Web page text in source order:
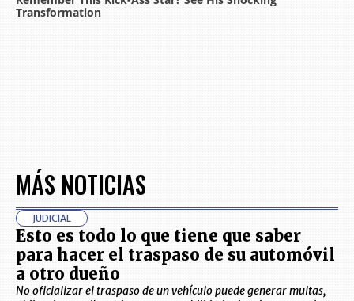
MÁS NOTICIAS
JUDICIAL
Esto es todo lo que tiene que saber
para hacer el traspaso de su automóvil
a otro dueño
No oficializar el traspaso de un vehículo puede generar multas,